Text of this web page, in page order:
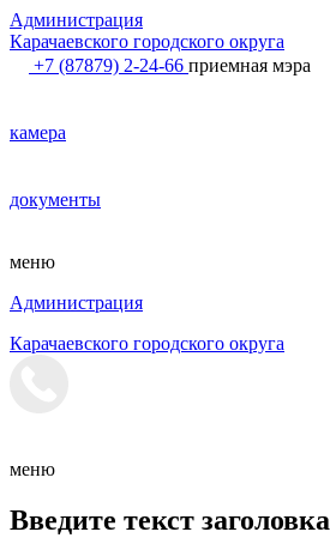
Администрация
Карачаевского городского округа
+7 (87879) 2-24-66 приемная мэра
камера
документы
меню
Администрация
Карачаевского городского округа
меню
Введите текст заголовка